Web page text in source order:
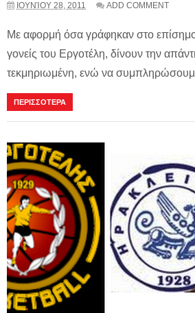
ΙΟΥΝΊΟΥ 28, 2011 ADD COMMENT
Με αφορμή όσα γράφηκαν στο
γονείς του Εργοτέλη, δίνουν την
τεκμηριωμένη, ενώ να
ΠΕΡΙΣΣΟΤΕΡΑ